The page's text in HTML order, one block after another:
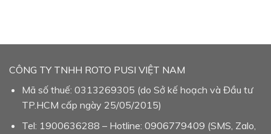
CÔNG TY TNHH ROTO PUSI VIỆT NAM
Mã số thuế: 0313269305 (do Sở kế hoạch và Đầu tư
TP.HCM cấp ngày 25/05/2015)
Tel: 1900636288 – Hotline: 0906779409 (SMS, Zalo,